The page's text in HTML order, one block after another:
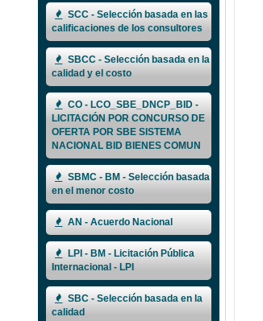
SCC - Selección basada en las
calificaciones de los consultores
SBCC - Selección basada en la
calidad y el costo
CO - LCO_SBE_DNCP_BID -
LICITACIÓN POR CONCURSO DE
OFERTA POR SBE SISTEMA
NACIONAL BID BIENES COMUN
SBMC - BM - Selección basada
en el menor costo
AN - Acuerdo Nacional
LPI - BM - Licitación Pública
Internacional - LPI
SBC - Selección basada en la
calidad